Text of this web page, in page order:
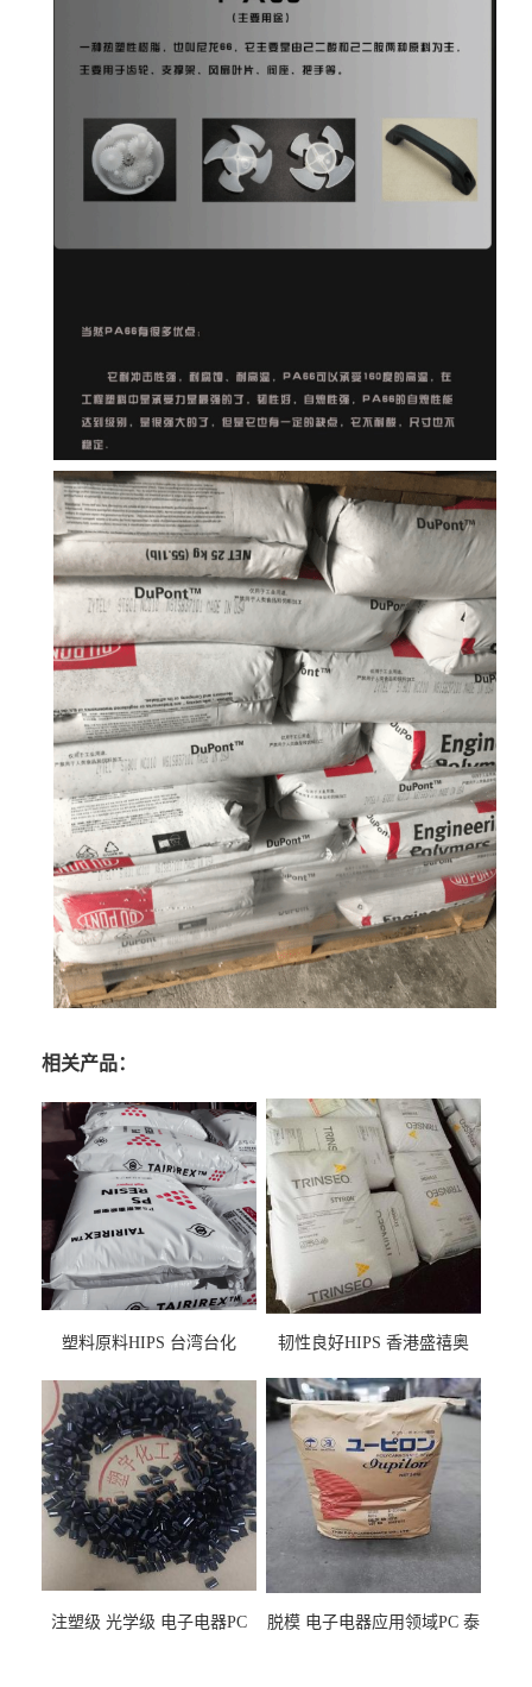
相关产品：
塑料原料HIPS 台湾台化
用料
韧性良好HIPS 香港盛禧奥
注塑级 光学级 电子电器PC
脱模 电子电器应用领域PC 泰